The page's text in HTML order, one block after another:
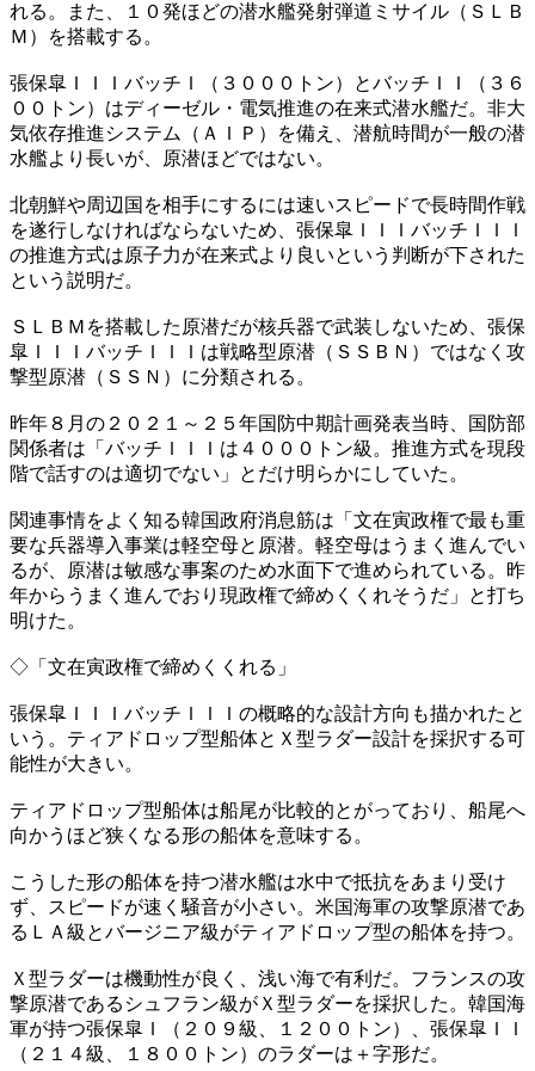
れる。また、１０発ほどの潜水艦発射弾道ミサイル（ＳＬＢ
Ｍ）を搭載する。
張保皐ＩＩＩバッチＩ（３０００トン）とバッチＩＩ（３６
００トン）はディーゼル・電気推進の在来式潜水艦だ。非大
気依存推進システム（ＡＩＰ）を備え、潜航時間が一般の潜
水艦より長いが、原潜ほどではない。
北朝鮮や周辺国を相手にするには速いスピードで長時間作戦
を遂行しなければならないため、張保皐ＩＩＩバッチＩＩＩ
の推進方式は原子力が在来式より良いという判断が下された
という説明だ。
ＳＬＢＭを搭載した原潜だが核兵器で武装しないため、張保
皐ＩＩＩバッチＩＩＩは戦略型原潜（ＳＳＢＮ）ではなく攻
撃型原潜（ＳＳＮ）に分類される。
昨年８月の２０２１～２５年国防中期計画発表当時、国防部
関係者は「バッチＩＩＩは４０００トン級。推進方式を現段
階で話すのは適切でない」とだけ明らかにしていた。
関連事情をよく知る韓国政府消息筋は「文在寅政権で最も重
要な兵器導入事業は軽空母と原潜。軽空母はうまく進んでい
るが、原潜は敏感な事案のため水面下で進められている。昨
年からうまく進んでおり現政権で締めくくれそうだ」と打ち
明けた。
◇「文在寅政権で締めくくれる」
張保皐ＩＩＩバッチＩＩＩの概略的な設計方向も描かれたと
いう。ティアドロップ型船体とＸ型ラダー設計を採択する可
能性が大きい。
ティアドロップ型船体は船尾が比較的とがっており、船尾へ
向かうほど狭くなる形の船体を意味する。
こうした形の船体を持つ潜水艦は水中で抵抗をあまり受け
ず、スピードが速く騒音が小さい。米国海軍の攻撃原潜であ
るＬＡ級とバージニア級がティアドロップ型の船体を持つ。
Ｘ型ラダーは機動性が良く、浅い海で有利だ。フランスの攻
撃原潜であるシュフラン級がＸ型ラダーを採択した。韓国海
軍が持つ張保皐Ｉ（２０９級、１２００トン）、張保皐ＩＩ
（２１４級、１８００トン）のラダーは＋字形だ。